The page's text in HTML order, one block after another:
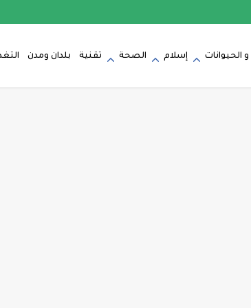
و الحيوانات إسلام الصحة تقنية بلدان ومدن